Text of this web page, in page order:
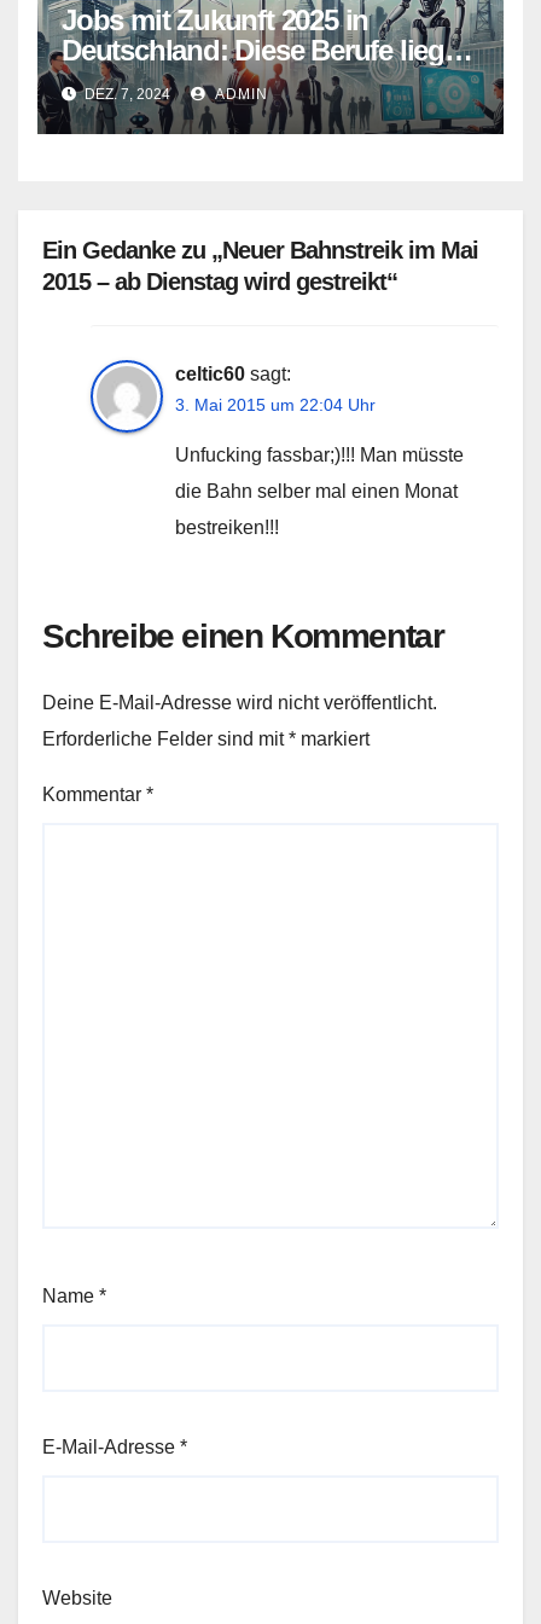
Jobs mit Zukunft 2025 in
Deutschland: Diese Berufe liegen
im Trend
DEZ. 7, 2024 ADMIN
Ein Gedanke zu „Neuer Bahnstreik im Mai
2015 – ab Dienstag wird gestreikt“
celtic60 sagt:
3. Mai 2015 um 22:04 Uhr
Unfucking fassbar;)!!! Man müsste
die Bahn selber mal einen Monat
bestreiken!!!
Schreibe einen Kommentar
Deine E-Mail-Adresse wird nicht veröffentlicht.
Erforderliche Felder sind mit* markiert
Kommentar *
Name *
E-Mail-Adresse *
Website